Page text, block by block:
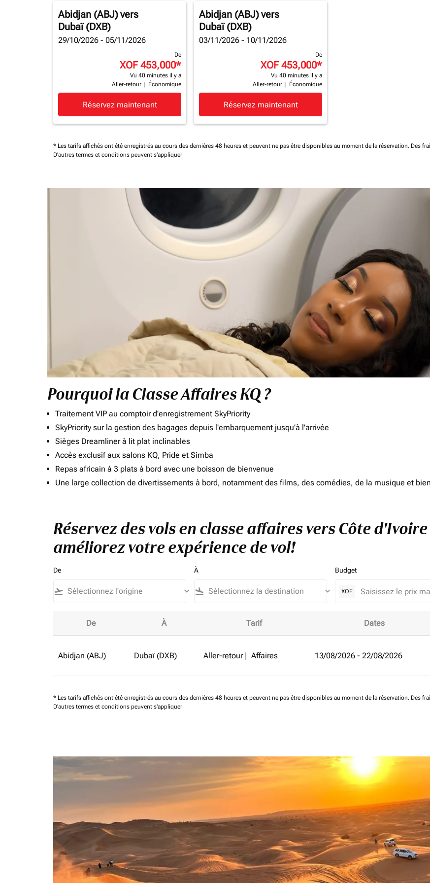
Abidjan (ABJ)vers
Dubaï (DXB)
29/10/2026 - 05/11/2026
De
XOF 453,000*
Vu 40 minutes il y a
Aller-retour
Économique
Réservez maintenant
Abidjan (ABJ)vers
Dubaï (DXB)
03/11/2026 - 10/11/2026
De
XOF 453,000*
Vu 40 minutes il y a
Aller-retour
Économique
Réservez maintenant
* Les tarifs affichés ont été enregistrés au cours des dernières 48 heures et peuvent ne pas être disponibles au moment de la réservation. Des
D'autres termes et conditions peuvent s'appliquer
Pourquoi la Classe Affaires KQ ?
Traitement VIP au comptoir d'enregistrement SkyPriority
SkyPriority sur la gestion des bagages depuis l'embarquement jusqu'à l'arrivée
Sièges Dreamliner à lit plat inclinables
Accès exclusif aux salons KQ, Pride et Simba
Repas africain à 3 plats à bord avec une boisson de bienvenue
Une large collection de divertissements à bord, notamment des films, des comédies, de la musique et
Réservez des vols en classe affaires vers Côte
améliorez votre expérience de vol!
De
flight_takeoff keyboard_arrow_down
À
flight_land keyboard_arrow_down
Budget
XOF
Réservez des vols en classe affaires vers Côte d'Ivoire à Emirats Arabes Unis et améliorez votre
De À Tarif Dates
Abidjan (ABJ) Dubaï (DXB) Aller-retour | Affaires 13/08/2026 - 22/08/2026
* Les tarifs affichés ont été enregistrés au cours des dernières 48 heures et peuvent ne pas être disponibles au moment de la réservation. Des
D'autres termes et conditions peuvent s'appliquer